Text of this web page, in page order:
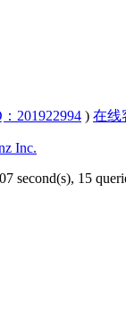
201922994 ) 在线
Inc.
second(s), 15